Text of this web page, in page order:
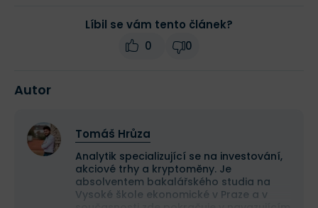
Líbil se vám tento článek?
0
0
Autor
Tomáš Hrůza
Analytik specializující se na investování,
akciové trhy a kryptoměny. Je
absolventem bakalářského studia na
Vysoké škole ekonomické v Praze a v